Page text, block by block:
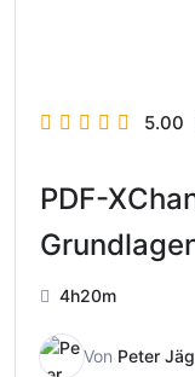
5.00
PDF-
4h20m
Von Peter